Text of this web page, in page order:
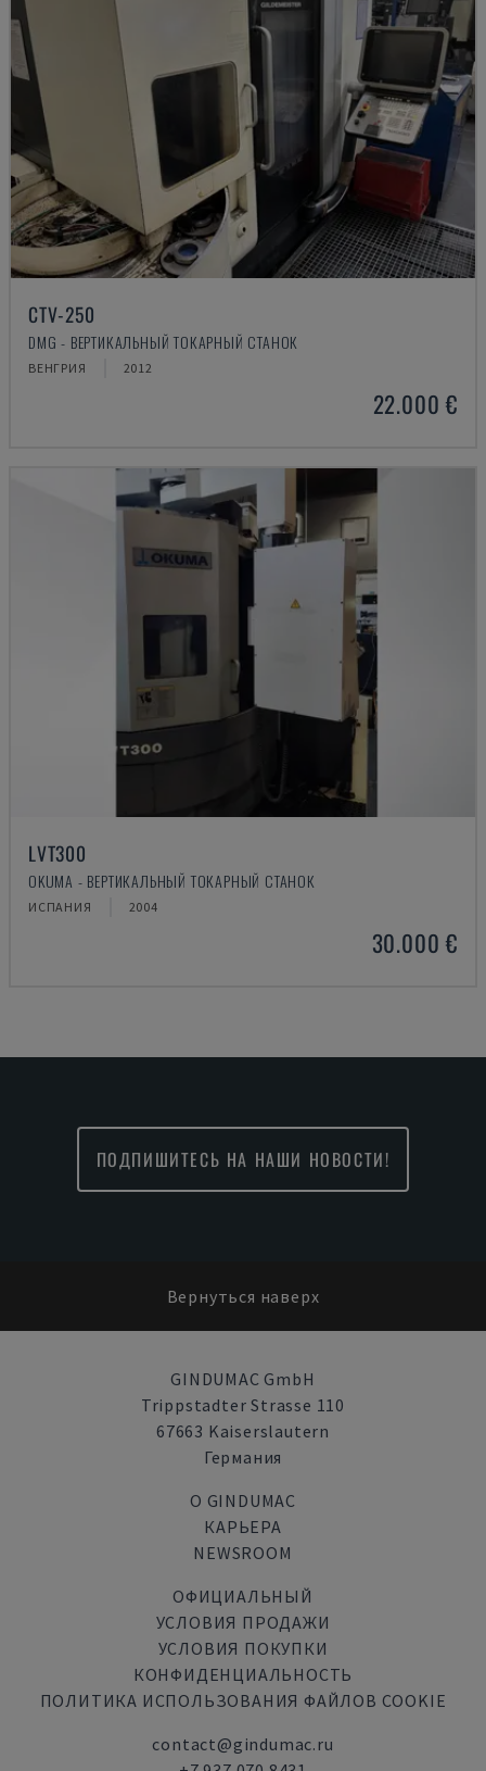
CTV-250
DMG - ВЕРТИКАЛЬНЫЙ ТОКАРНЫЙ СТАНОК
ВЕНГРИЯ 2012
22.000 €
LVT300
OKUMA - ВЕРТИКАЛЬНЫЙ ТОКАРНЫЙ СТАНОК
ИСПАНИЯ 2004
30.000 €
ПОДПИШИТЕСЬ НА НАШИ НОВОСТИ!
Вернуться наверх
GINDUMAC GmbH
Trippstadter Strasse 110
67663 Kaiserslautern
Германия
О GINDUMAC
КАРЬЕРА
NEWSROOM
ОФИЦИАЛЬНЫЙ
УСЛОВИЯ ПРОДАЖИ
УСЛОВИЯ ПОКУПКИ
КОНФИДЕНЦИАЛЬНОСТЬ
ПОЛИТИКА ИСПОЛЬЗОВАНИЯ ФАЙЛОВ COOKIE
contact@gindumac.ru